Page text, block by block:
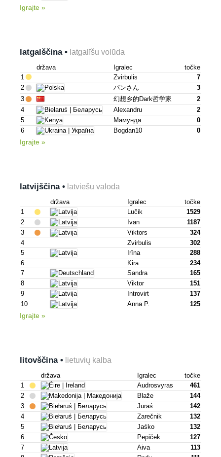
Igrajte »
latgalščina • latgalīšu volūda
država Igralec
točke
1
Zvirbulis
7
2
パンさん
3
3
幻想乡的dark哲学家
2
4
Alexandru
2
5
Мамунда
0
6
Bogdan10 0
Igrajte »
latvijščina • latviešu valoda
država Igralec
točke
1
Lučik
1529
2
Ivan
1187
3
Viktors
324
4
Zvirbulis
302
5
Irīna
288
6
Kira
234
7
Sandra
165
8
Viktor
151
9
Introvirt
137
10
Anna P. 125
Igrajte »
litovščina • lietuvių kalba
država Igralec
točke
1
Audrosvyras
461
2
Blaže
144
3
Jūraś
142
4
Zarečnik
132
5
Jaśko
132
6
Pepiček
127
7
Aiva
113